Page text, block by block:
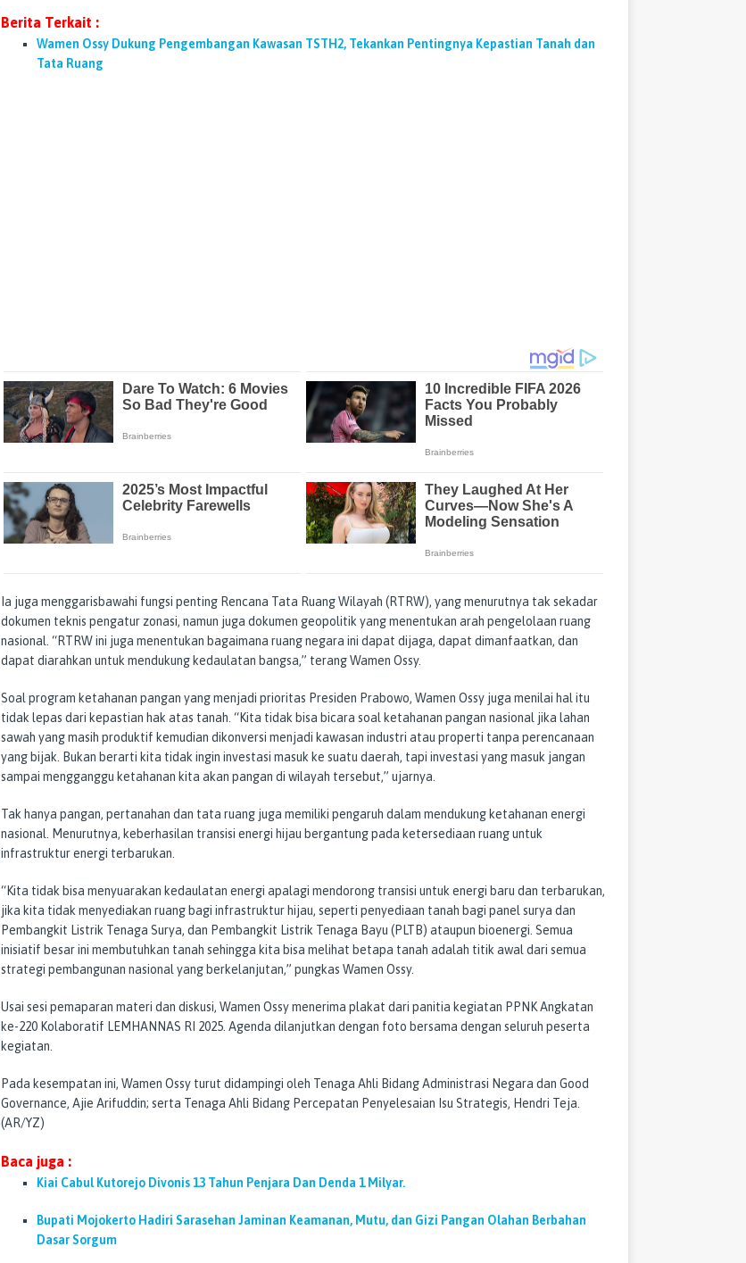
Berita Terkait :
Wamen Ossy Dukung Pengembangan Kawasan TSTH2, Tekankan Pentingnya Kepastian Tanah dan
Tata Ruang
Ia juga menggarisbawahi fungsi penting Rencana Tata Ruang Wilayah (RTRW), yang menurutnya tak sekadar
dokumen teknis pengatur zonasi, namun juga dokumen geopolitik yang menentukan arah pengelolaan ruang
nasional. “RTRW ini juga menentukan bagaimana ruang negara ini dapat dijaga, dapat dimanfaatkan, dan
dapat diarahkan untuk mendukung kedaulatan bangsa,” terang Wamen Ossy.
Soal program ketahanan pangan yang menjadi prioritas Presiden Prabowo, Wamen Ossy juga menilai hal itu
tidak lepas dari kepastian hak atas tanah. “Kita tidak bisa bicara soal ketahanan pangan nasional jika lahan
sawah yang masih produktif kemudian dikonversi menjadi kawasan industri atau properti tanpa perencanaan
yang bijak. Bukan berarti kita tidak ingin investasi masuk ke suatu daerah, tapi investasi yang masuk jangan
sampai mengganggu ketahanan kita akan pangan di wilayah tersebut,” ujarnya.
Tak hanya pangan, pertanahan dan tata ruang juga memiliki pengaruh dalam mendukung ketahanan energi
nasional. Menurutnya, keberhasilan transisi energi hijau bergantung pada ketersediaan ruang untuk
infrastruktur energi terbarukan.
“Kita tidak bisa menyuarakan kedaulatan energi apalagi mendorong transisi untuk energi baru dan terbarukan,
jika kita tidak menyediakan ruang bagi infrastruktur hijau, seperti penyediaan tanah bagi panel surya dan
Pembangkit Listrik Tenaga Surya, dan Pembangkit Listrik Tenaga Bayu (PLTB) ataupun bioenergi. Semua
inisiatif besar ini membutuhkan tanah sehingga kita bisa melihat betapa tanah adalah titik awal dari semua
strategi pembangunan nasional yang berkelanjutan,” pungkas Wamen Ossy.
Usai sesi pemaparan materi dan diskusi, Wamen Ossy menerima plakat dari panitia kegiatan PPNK Angkatan
ke-220 Kolaboratif LEMHANNAS RI 2025. Agenda dilanjutkan dengan foto bersama dengan seluruh peserta
kegiatan.
Pada kesempatan ini, Wamen Ossy turut didampingi oleh Tenaga Ahli Bidang Administrasi Negara dan Good
Governance, Ajie Arifuddin; serta Tenaga Ahli Bidang Percepatan Penyelesaian Isu Strategis, Hendri Teja.
(AR/YZ)
Baca juga :
Kiai Cabul Kutorejo Divonis 13 Tahun Penjara Dan Denda 1 Milyar.
Bupati Mojokerto Hadiri Sarasehan Jaminan Keamanan, Mutu, dan Gizi Pangan Olahan Berbahan
Dasar Sorgum